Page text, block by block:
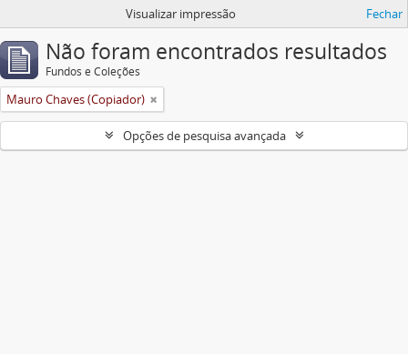
Visualizar impressão Fechar
Não foram encontrados resultados
Fundos e Coleções
Mauro Chaves (Copiador)
Opções de pesquisa avançada